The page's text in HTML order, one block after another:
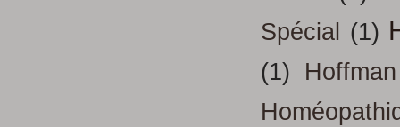
Spécial (1)
(1)
Hoffman